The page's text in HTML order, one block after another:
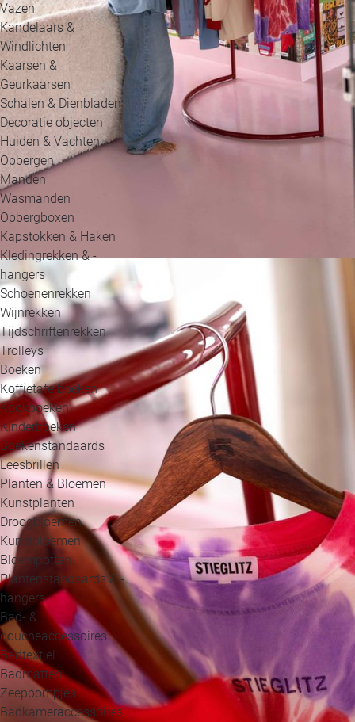
Vazen
Kandelaars &
Windlichten
Kaarsen &
Geurkaarsen
Schalen & Dienbladen
Decoratie objecten
Huiden & Vachten
Opbergen
Manden
Wasmanden
Opbergboxen
Kapstokken & Haken
Kledingrekken & -
hangers
Schoenenrekken
Wijnrekken
Tijdschriftenrekken
Trolleys
Boeken
Koffietafelboeken
Kookboeken
Kinderboeken
Boekenstandaards
Leesbrillen
Planten & Bloemen
Kunstplanten
Droogbloemen
Kunstbloemen
Bloempotten
Plantenstandaards & -
hangers
Bad- &
doucheaccessoires
Badtextiel
Badmatten
Zeeppompjes
Badkameraccessoires